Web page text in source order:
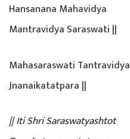
Hansanana Mahavidya
Mantravidya Saraswati ||
Mahasaraswati Tantravidya
Jnanaikatatpara ||
|| Iti Shri Saraswatyashtot